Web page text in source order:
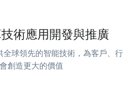
術應用開發與推廣
全球領先的智能技術，為客戶、行
創造更大的價值